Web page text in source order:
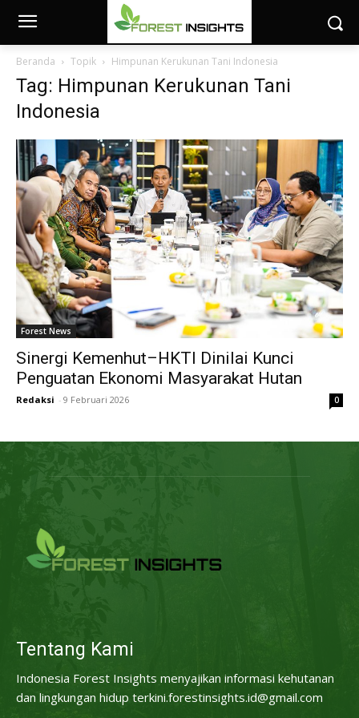
Beranda Topik Himpunan Kerukunan Tani Indonesia
Tag: Himpunan Kerukunan Tani
Indonesia
Forest News
Sinergi Kemenhut–HKTI Dinilai Kunci
Penguatan Ekonomi Masyarakat Hutan
Redaksi - 9 Februari 2026 0
Tentang Kami
Indonesia Forest Insights menyajikan informasi kehutanan
dan lingkungan hidup terkini.forestinsights.id@gmail.com